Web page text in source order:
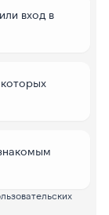
вход в